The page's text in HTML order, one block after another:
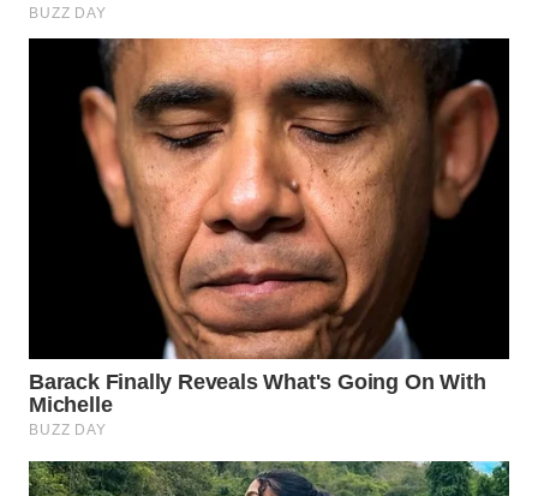
Wahana
KONSUMEN
LISTRIK
MASYARAKAT
KELISTRIKAN
MAWAKA
ID
MARTABAT